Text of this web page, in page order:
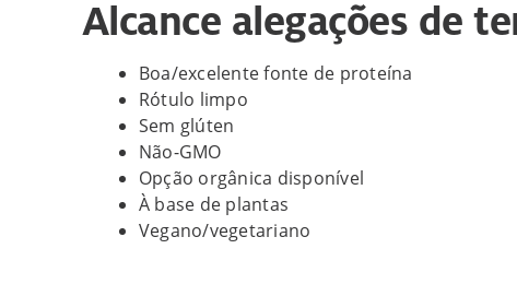
Alcance alegações de
Boa/excelente fonte de proteína
Rótulo limpo
Sem glúten
Não-GMO
Opção orgânica disponível
À base de plantas
Vegano/vegetariano